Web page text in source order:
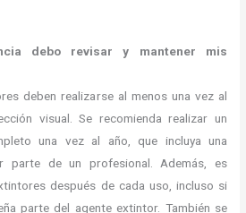
debo revisar y mantener mis
deben realizarse al menos una vez al
visual. Se recomienda realizar un
una vez al año, que incluya una
parte de un profesional. Además, es
después de cada uso, incluso si
parte del agente extintor. También se